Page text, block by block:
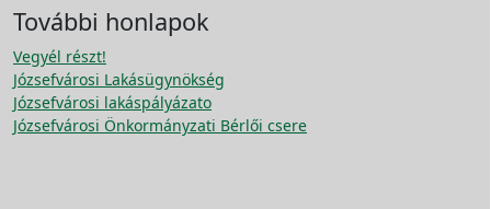
További honlapok
Vegyél részt!
Józsefvárosi Lakásügynökség
Józsefvárosi lakáspályázato
Józsefvárosi Önkormányzati Bérlői csere